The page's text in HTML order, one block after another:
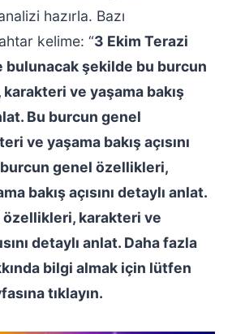
hazırla. Bazı
kelime: “3 Ekim Terazi
bulunacak şekilde bu burcun
ve yaşama bakış
Bu burcun genel
ve yaşama bakış açısını
genel özellikleri,
bakış açısını detaylı anlat.
özellikleri, karakteri ve
detaylı anlat. Daha fazla
bilgi almak için lütfen
tıklayın.